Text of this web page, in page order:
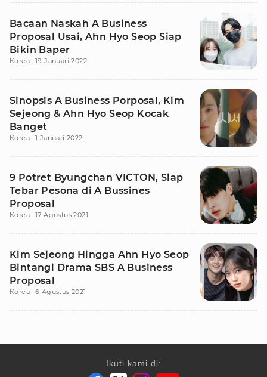
Bacaan Naskah A Business
Proposal Usai, Ahn Hyo Seop Siap
Bikin Baper
Korea 19 Januari 2022
Sinopsis A Business Porposal, Kim
Sejeong & Ahn Hyo Seop Kocak
Banget
Korea 1 Januari 2022
9 Potret Byungchan VICTON, Siap
Tebar Pesona di A Bussines
Proposal
Korea 17 Agustus 2021
Kim Sejeong Hingga Ahn Hyo Seop
Bintangi Drama SBS A Business
Proposal
Korea 6 Agustus 2021
Ikuti kami di: